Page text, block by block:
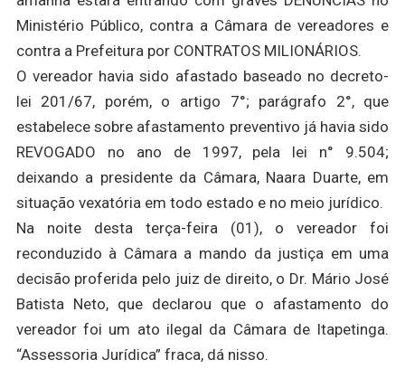
Ministério Público, contra a Câmara de vereadores e
contra a Prefeitura por CONTRATOS MILIONÁRIOS.
O vereador havia sido afastado baseado no decreto-
lei 201/67, porém, o artigo 7°; parágrafo 2°, que
estabelece sobre afastamento preventivo já havia sido
REVOGADO no ano de 1997, pela lei n° 9.504;
deixando a presidente da Câmara, Naara Duarte, em
situação vexatória em todo estado e no meio jurídico.
Na noite desta terça-feira (01), o vereador foi
reconduzido à Câmara a mando da justiça em uma
decisão proferida pelo juiz de direito, o Dr. Mário José
Batista Neto, que declarou que o afastamento do
vereador foi um ato ilegal da Câmara de Itapetinga.
“Assessoria Jurídica” fraca, dá nisso.